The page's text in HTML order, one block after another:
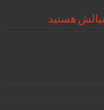
هستید